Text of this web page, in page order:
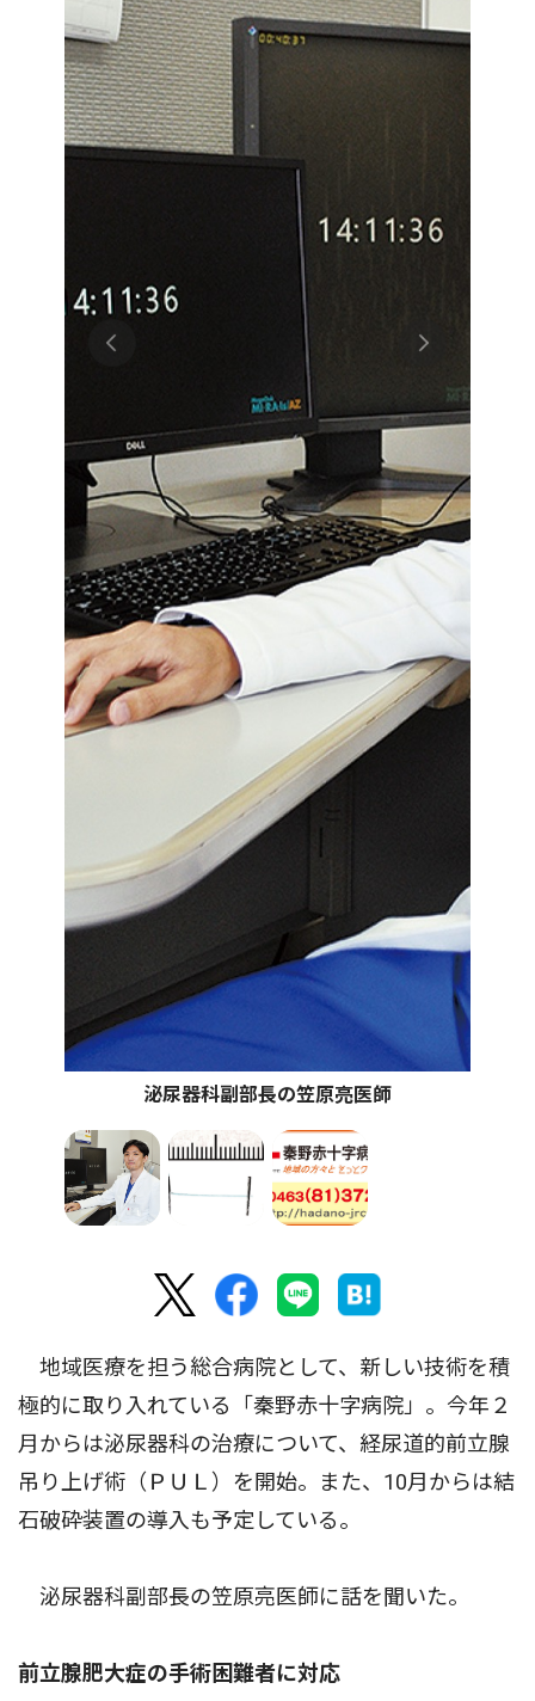
泌尿器科副部長の笠原亮医師
地域医療を担う総合病院として、新しい技術を積
極的に取り入れている「秦野赤十字病院」。今年２
月からは泌尿器科の治療について、経尿道的前立腺
吊り上げ術（ＰＵＬ）を開始。また、10月からは結
石破砕装置の導入も予定している。
泌尿器科副部長の笠原亮医師に話を聞いた。
前立腺肥大症の手術困難者に対応